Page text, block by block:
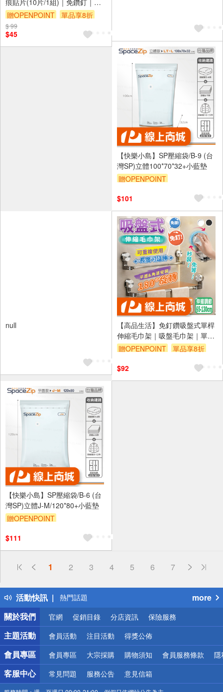
裁剪｜雙面無痕膠｜透明｜耐高
溫｜超實用
贈OPENPOINT 單品享8折
$ 99
$45
【快樂小島】SP壓縮袋/B-9 (台
灣SP)立體100*70*32+小藍墊
贈OPENPOINT
$101
null
【高品生活】免釘鑽吸盤式單桿
伸縮毛巾架｜吸盤毛巾架｜單桿
毛巾架｜伸縮毛巾架｜免打孔毛
贈OPENPOINT
單品享8折
$92
【快樂小島】SP壓縮袋/B-6 (台
灣SP)立體J-M/120*80+小藍墊
贈OPENPOINT
$111
1 2 3 4 5 6 7
活動快訊
偏遠地區配送
得獎公告
熱門話題
銀行優惠
偏遠地區配送
詐騙網頁！請小心！
more
關於我們
官網 促銷目錄 分店資訊 保險服務
主題活動 會員活動 注目活動 得獎公佈
會員專區 會員專區 大宗採購 購物須知 會員服務條款 隱
客服中心 常見問題 服務公告 意見信箱